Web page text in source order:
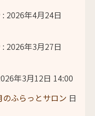
: 2026年4月24日
: 2026年3月27日
年3月12日 14:00
のふらっとサロン 日